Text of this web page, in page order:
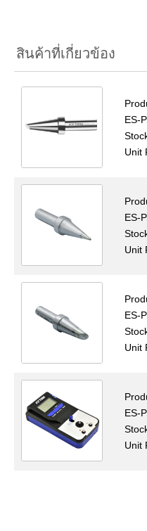
สินค้าที่เกี่ยวข้อง
ES-
Unit
ES-
Unit
ES-
Unit
ES-
Unit